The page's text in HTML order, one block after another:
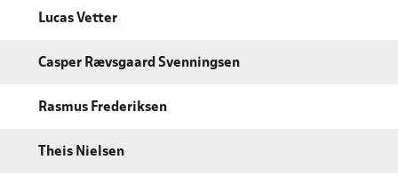
Lucas Vetter
Casper Rævsgaard Svenningsen
Rasmus Frederiksen
Theis Nielsen